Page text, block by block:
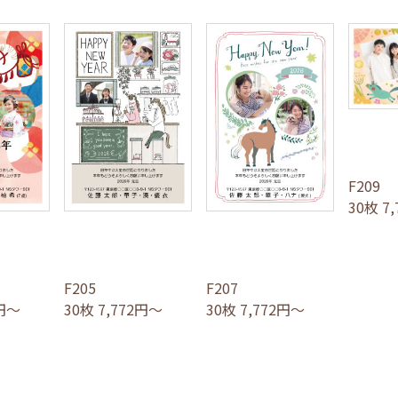
～
F205
30枚 7,772円～
F207
30枚 7,772円～
F209
30枚